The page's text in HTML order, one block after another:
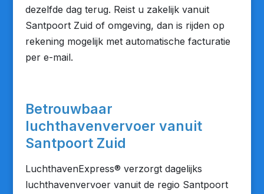
dezelfde dag terug. Reist u zakelijk vanuit
Santpoort Zuid of omgeving, dan is rijden op
rekening mogelijk met automatische facturatie
per e-mail.
Betrouwbaar
luchthavenvervoer vanuit
Santpoort Zuid
LuchthavenExpress® verzorgt dagelijks
luchthavenvervoer vanuit de regio Santpoort